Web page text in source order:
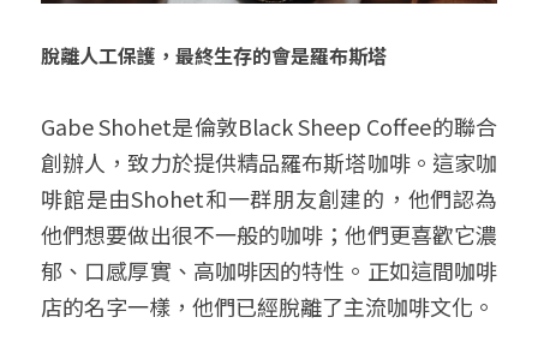
脫離人工保護，最終生存的會是羅布斯塔
Gabe Shohet是倫敦Black Sheep Coffee的聯合
創辦人，致力於提供精品羅布斯塔咖啡。這家咖
啡館是由Shohet和一群朋友創建的，他們認為
他們想要做出很不一般的咖啡；他們更喜歡它濃
郁、口感厚實、高咖啡因的特性。正如這間咖啡
店的名字一樣，他們已經脫離了主流咖啡文化。